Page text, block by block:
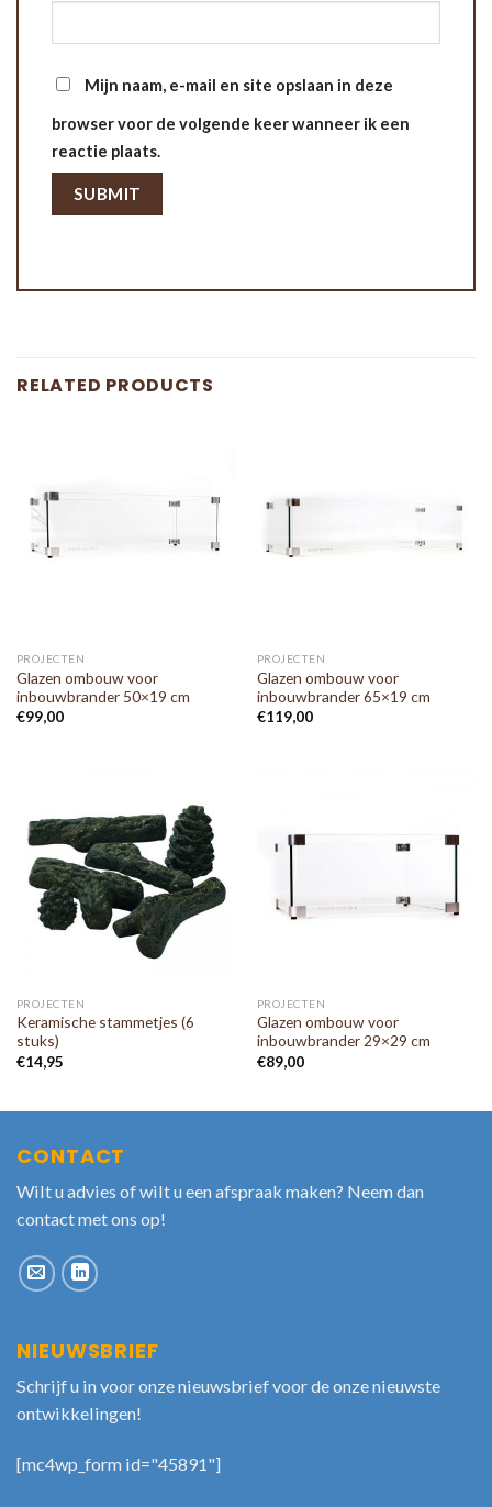
Mijn naam, e-mail en site opslaan in deze
browser voor de volgende keer wanneer ik een
reactie plaats.
RELATED PRODUCTS
PROJECTEN
Glazen ombouw voor
inbouwbrander 50×19 cm
€99,00
PROJECTEN
Glazen ombouw voor
inbouwbrander 65×19 cm
€119,00
PROJECTEN
Keramische stammetjes (6
stuks)
€14,95
PROJECTEN
Glazen ombouw voor
inbouwbrander 29×29 cm
€89,00
CONTACT
Wilt u advies of wilt u een afspraak maken? Neem dan
contact met ons op!
NIEUWSBRIEF
Schrijf u in voor onze nieuwsbrief voor de onze nieuwste
ontwikkelingen!
[mc4wp_form id="45891"]